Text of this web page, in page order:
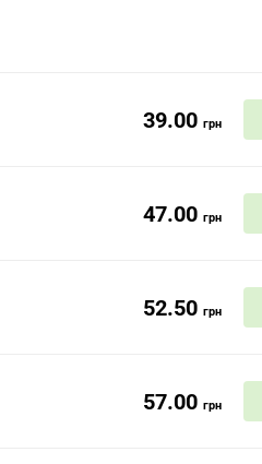
39.00 грн
47.00 грн
52.50 грн
57.00 грн